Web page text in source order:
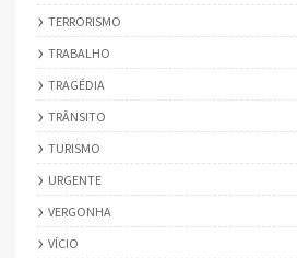
TERRORISMO
TRABALHO
TRAGÉDIA
TRÂNSITO
TURISMO
URGENTE
VERGONHA
VÍCIO